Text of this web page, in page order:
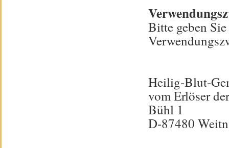
Bitte geben
Heilig-Blut-
vom Erlöser
Bühl 1
D-87480